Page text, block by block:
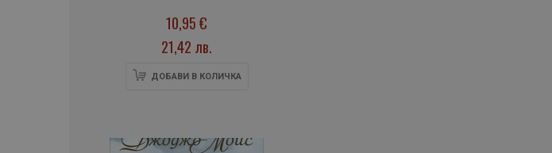
10,95 €
21,42 лв.
ДОБАВИ В КОЛИЧКА